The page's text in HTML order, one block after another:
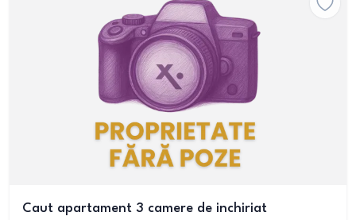
Caut apartament 3 camere de inchiriat